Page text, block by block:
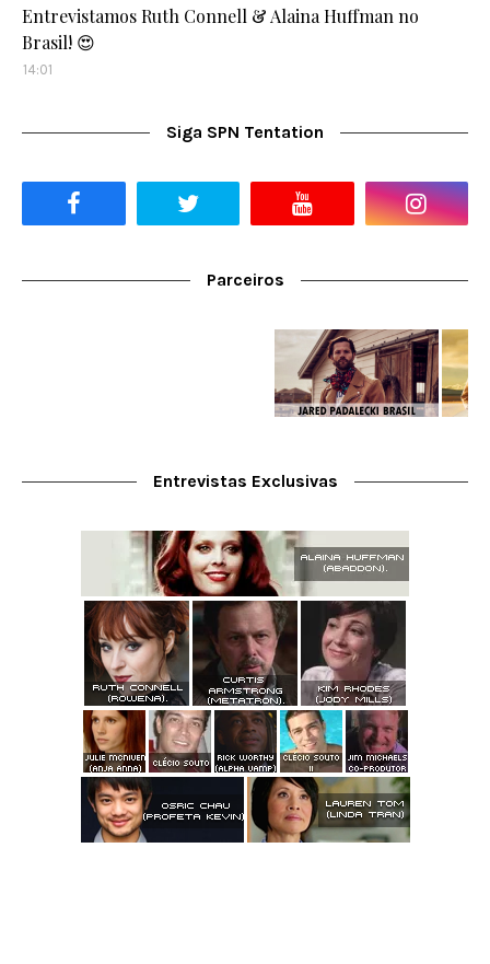
Entrevistamos Ruth Connell & Alaina Huffman no
Brasil! 😍
14:01
Siga SPN Tentation
Parceiros
Entrevistas Exclusivas